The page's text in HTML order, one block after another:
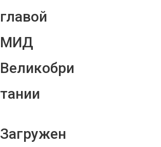
главой
МИД
Великобри
тании
Загружен